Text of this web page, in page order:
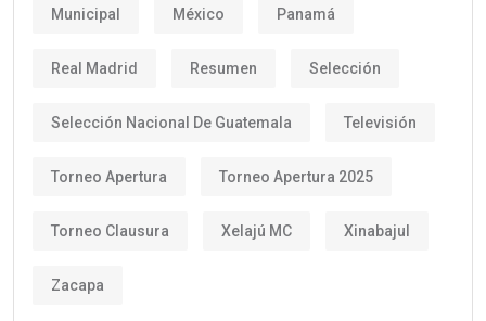
Municipal México Panamá
Real Madrid Resumen Selección
Selección Nacional De Guatemala Televisión
Torneo Apertura Torneo Apertura 2025
Torneo Clausura Xelajú MC Xinabajul
Zacapa